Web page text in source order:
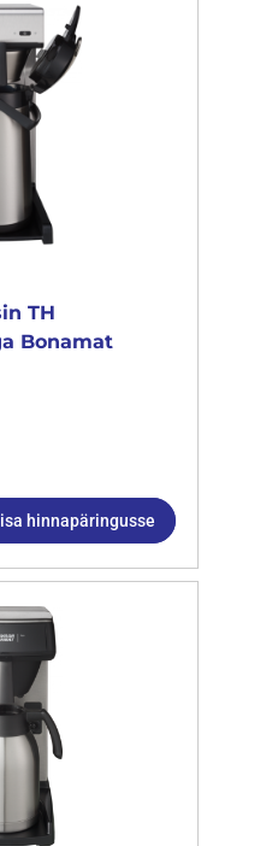
TH
Bonamat
hinnapäringusse